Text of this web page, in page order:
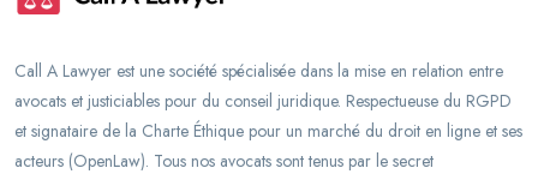
Call A Lawyer est une société spécialisée dans la mise en relation entre
avocats et justiciables pour du conseil juridique. Respectueuse du RGPD
et signataire de la Charte Éthique pour un marché du droit en ligne et ses
acteurs (OpenLaw). Tous nos avocats sont tenus par le secret